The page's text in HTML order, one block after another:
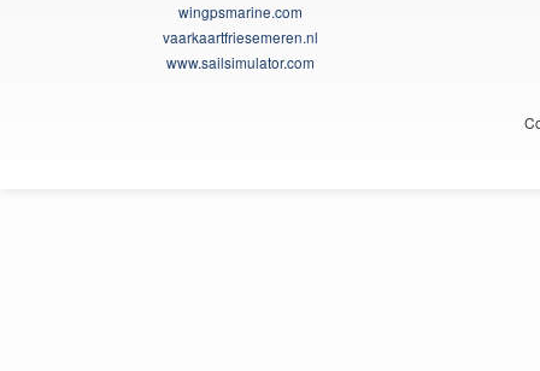
wingpsmarine.com
vaarkaartfriesemeren.nl
www.sailsimulator.com